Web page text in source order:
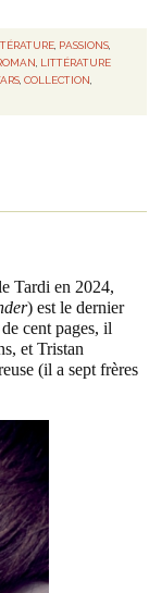
, PASSIONS,
LITTÉRATURE
,COLLECTION
Tardi en 2024,
) est le dernier
cent pages, il
et Tristan
(il a sept frères